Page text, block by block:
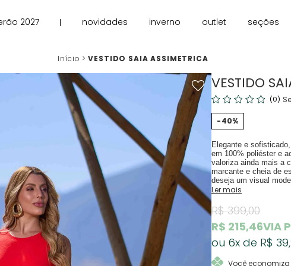
2027 novidades inverno outlet seções
Início VESTIDO SAIA ASSIMETRICA
VESTIDO
(0)
40%
Elegante e
em 100% poliéster e
valoriza ainda mais a
marcante e cheia de
deseja um visual
Ler mais
R$ 215,46VIA
R$ 399,00
6x R$
Você economiza